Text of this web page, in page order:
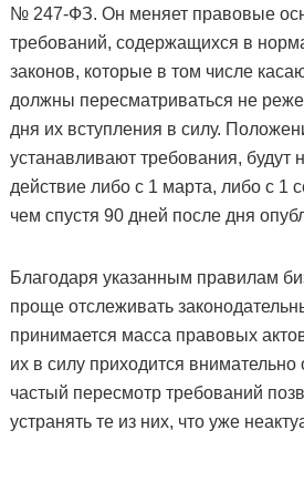
№ 247-ФЗ. Он меняет правовые
требований, содержащихся в
законов, которые в том числе
должны пересматриваться не
дня их вступления в силу.
устанавливают требования, будут
действие либо с 1 марта, либо с 1
чем спустя 90 дней после дня
Благодаря указанным правилам
проще отслеживать
принимается масса правовых
их в силу приходится
частый пересмотр требований
устранять те из них, что уже